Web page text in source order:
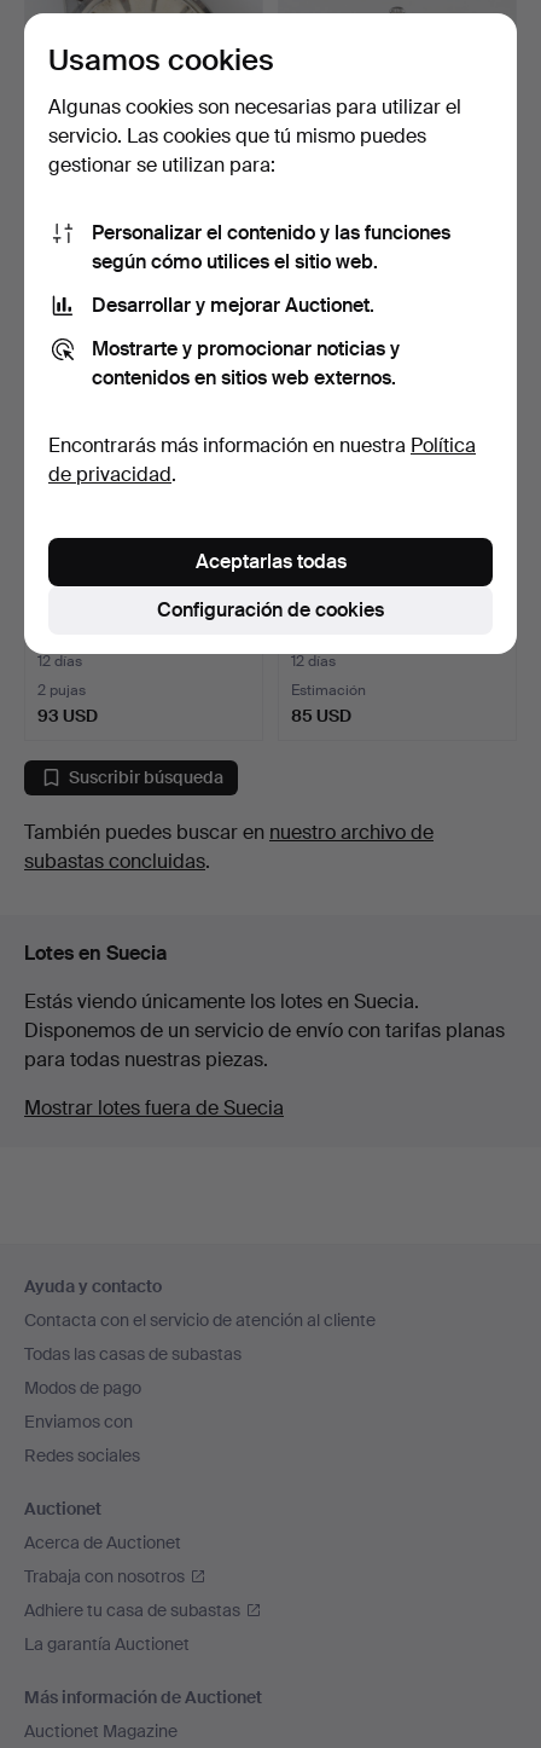
acero, manual, Se…
318 USD
cuerda manual, Lemania.
11 días
106 USD
RELOJ DE PULSERA,
30…
12 días
2 pujas
93 USD
RELOJ DE PULSERA,
12 días
Estimación
85 USD
Suscribir búsqueda
También puedes buscar en nuestro archivo de
subastas concluidas.
Lotes en Suecia
Estás viendo únicamente los lotes en Suecia.
Disponemos de un servicio de envío con tarifas planas
para todas nuestras piezas.
Mostrar lotes fuera de Suecia
en
el
pie
de
página
Ayuda y contacto
Contacta con el servicio de atención al cliente
Todas las casas de subastas
Modos de pago
Enviamos con
Redes sociales
Auctionet
Acerca de Auctionet
Trabaja con nosotros
Adhiere tu casa de subastas
La garantía Auctionet
Más información de Auctionet
Auctionet Magazine
Usamos cookies
Algunas cookies son necesarias para utilizar el
servicio. Las cookies que tú mismo puedes
gestionar se utilizan para:
Personalizar el contenido y las funciones
según cómo utilices el sitio web.
Desarrollar y mejorar Auctionet.
Mostrarte y promocionar noticias y
contenidos en sitios web externos.
Encontrarás más información en nuestra Política
de privacidad.
Configuración de cookies
Aceptarlas todas